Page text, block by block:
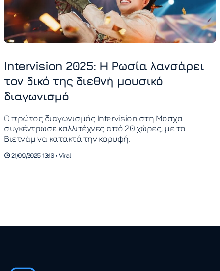
Intervision 2025: Η Ρωσία λανσάρει
τον δικό της διεθνή μουσικό
διαγωνισμό
Ο πρώτος διαγωνισμός Intervision στη Μόσχα
συγκέντρωσε καλλιτέχνες από 20 χώρες, με το
Βιετνάμ να κατακτά την κορυφή.
21/09/2025 13:10 • Viral